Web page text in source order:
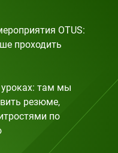
OTUS:
проходить
там мы
резюме,
по